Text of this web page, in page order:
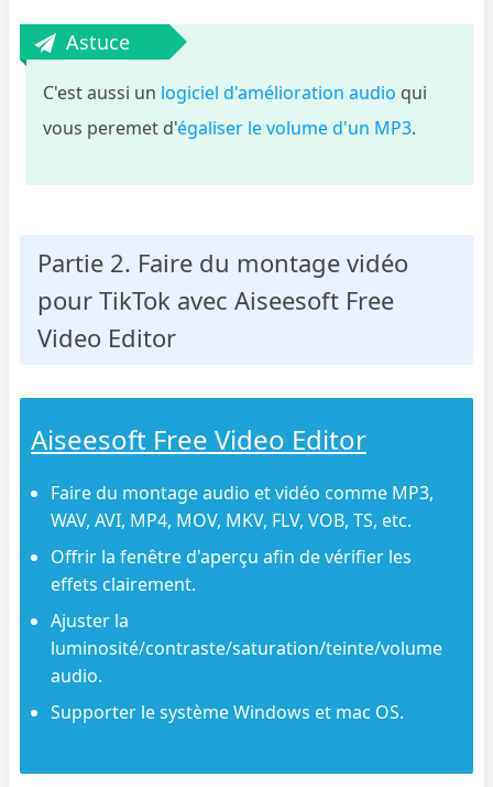
Astuce
C'est aussi un logiciel d'amélioration audio qui
vous peremet d'égaliser le volume d'un MP3.
Partie 2. Faire du montage vidéo
pour TikTok avec Aiseesoft Free
Video Editor
Aiseesoft Free Video Editor
Faire du montage audio et vidéo comme MP3,
WAV, AVI, MP4, MOV, MKV, FLV, VOB, TS, etc.
Offrir la fenêtre d'aperçu afin de vérifier les
effets clairement.
Ajuster la
luminosité/contraste/saturation/teinte/volume
audio.
Supporter le système Windows et mac OS.